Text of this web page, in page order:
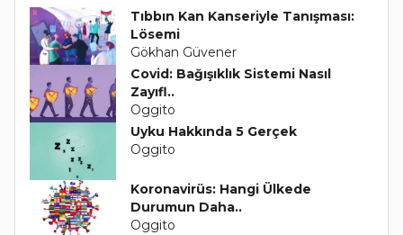
Tıbbın Kan Kanseriyle Tanışması:
Lösemi
Gökhan Güvener
Covid: Bağışıklık Sistemi Nasıl
Zayıfl..
Oggito
Uyku Hakkında 5 Gerçek
Oggito
Koronavirüs: Hangi Ülkede
Durumun Daha..
Oggito